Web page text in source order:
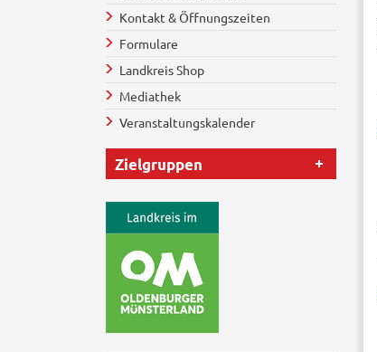
Kontakt & Öffnungszeiten
Formulare
Landkreis Shop
Mediathek
Veranstaltungskalender
Zielgruppen